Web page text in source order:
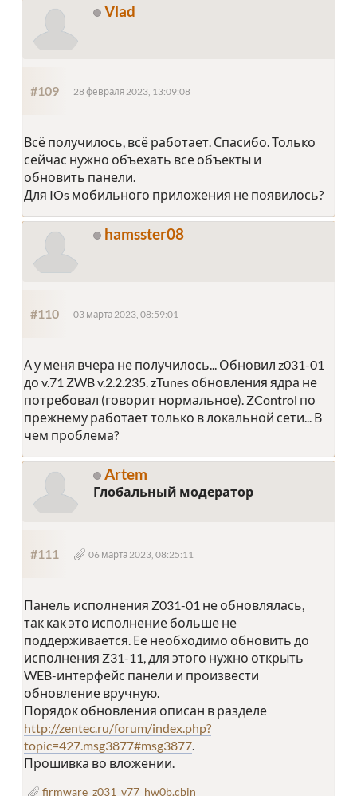
Vlad
#109 28 февраля 2023, 13:09:08
Всё получилось, всё работает. Спасибо. Только
сейчас нужно объехать все объекты и
обновить панели.
Для IOs мобильного приложения не появилось?
hamsster08
#110 03 марта 2023, 08:59:01
А у меня вчера не получилось... Обновил z031-01
до v.71 ZWB v.2.2.235. zTunes обновления ядра не
потребовал (говорит нормальное). ZControl по
прежнему работает только в локальной сети... В
чем проблема?
Artem
Глобальный модератор
#111 06 марта 2023, 08:25:11
Панель исполнения Z031-01 не обновлялась,
так как это исполнение больше не
поддерживается. Ее необходимо обновить до
исполнения Z31-11, для этого нужно открыть
WEB-интерфейс панели и произвести
обновление вручную.
Порядок обновления описан в разделе
http://zentec.ru/forum/index.php?
topic=427.msg3877#msg3877
Прошивка во вложении.
firmware_z031_v77_hw0b.cbin